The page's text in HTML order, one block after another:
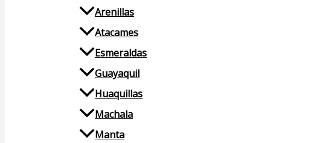
Arenillas
Atacames
Esmeraldas
Guayaquil
Huaquillas
Machala
Manta